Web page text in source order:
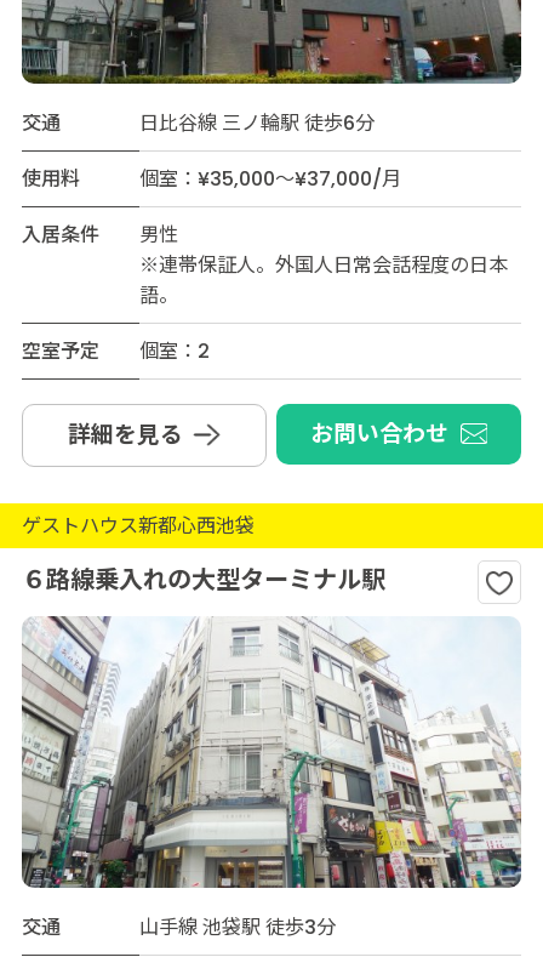
交通
日比谷線 三ノ輪駅 徒歩6分
使用料
個室：¥35,000～¥37,000/月
入居条件
男性
※連帯保証人。外国人日常会話程度の日本
語。
空室予定
個室：2
詳細を見る お問い合わせ
ゲストハウス新都心西池袋
６路線乗入れの大型ターミナル駅
交通
山手線 池袋駅 徒歩3分